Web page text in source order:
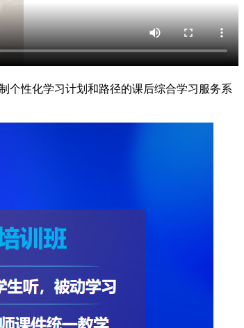
个性化学习计划和路径的课后综合学习服务系